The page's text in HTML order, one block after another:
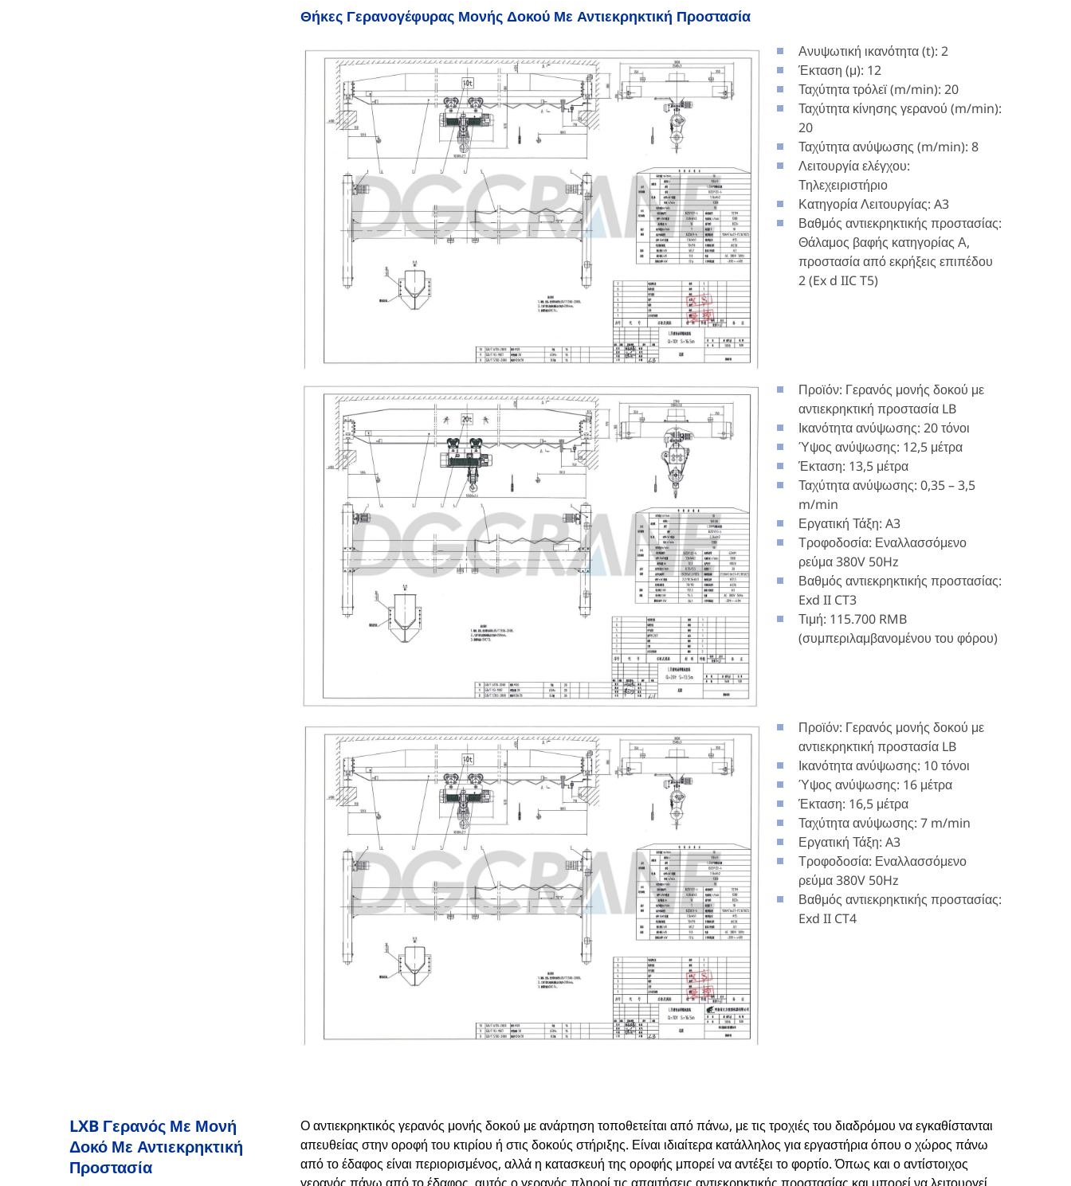
Θήκες Γερανογέφυρας Μονής Δοκού Με Αντιεκρηκτική Προστασία
Ανυψωτική ικανότητα (t): 2
Έκταση (μ): 12
Ταχύτητα τρόλεϊ (m/min): 20
Ταχύτητα κίνησης γερανού (m/min):
20
Ταχύτητα ανύψωσης (m/min): 8
Λειτουργία ελέγχου:
Τηλεχειριστήριο
Κατηγορία Λειτουργίας: A3
Βαθμός αντιεκρηκτικής προστασίας:
Θάλαμος βαφής κατηγορίας Α,
προστασία από εκρήξεις επιπέδου
2 (Ex d IIC T5)
Προϊόν: Γερανός μονής δοκού με
αντιεκρηκτική προστασία LB
Ικανότητα ανύψωσης: 20 τόνοι
Ύψος ανύψωσης: 12,5 μέτρα
Έκταση: 13,5 μέτρα
Ταχύτητα ανύψωσης: 0,35 – 3,5
m/min
Εργατική Τάξη: A3
Τροφοδοσία: Εναλλασσόμενο
ρεύμα 380V 50Hz
Βαθμός αντιεκρηκτικής προστασίας:
Exd II CT3
Τιμή: 115.700 RMB
(συμπεριλαμβανομένου του φόρου)
Προϊόν: Γερανός μονής δοκού με
αντιεκρηκτική προστασία LB
Ικανότητα ανύψωσης: 10 τόνοι
Ύψος ανύψωσης: 16 μέτρα
Έκταση: 16,5 μέτρα
Ταχύτητα ανύψωσης: 7 m/min
Εργατική Τάξη: A3
Τροφοδοσία: Εναλλασσόμενο
ρεύμα 380V 50Hz
Βαθμός αντιεκρηκτικής προστασίας:
Exd II CT4
LXB Γερανός Με Μονή
Δοκό Με Αντιεκρηκτική
Προστασία
Ο αντιεκρηκτικός γερανός μονής δοκού με ανάρτηση τοποθετείται από πάνω, με τις τροχιές του διαδρόμου να εγκαθίστανται
απευθείας στην οροφή του κτιρίου ή στις δοκούς στήριξης. Είναι ιδιαίτερα κατάλληλος για εργαστήρια όπου ο χώρος πάνω
από το έδαφος είναι περιορισμένος, αλλά η κατασκευή της οροφής μπορεί να αντέξει το φορτίο. Όπως και ο αντίστοιχος